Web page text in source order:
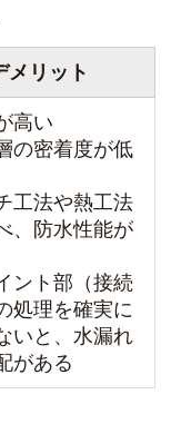
メリット
高い
の密着度が低
工法や熱工法
、防水性能が
ント部（接続
処理を確実に
いと、水漏れ
がある